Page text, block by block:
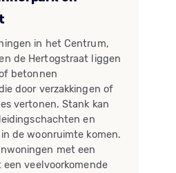
in het Centrum,
de Hertogstraat liggen
betonnen
door verzakkingen of
vertonen. Stank kan
en
de woonruimte komen.
met een
veelvoorkomende